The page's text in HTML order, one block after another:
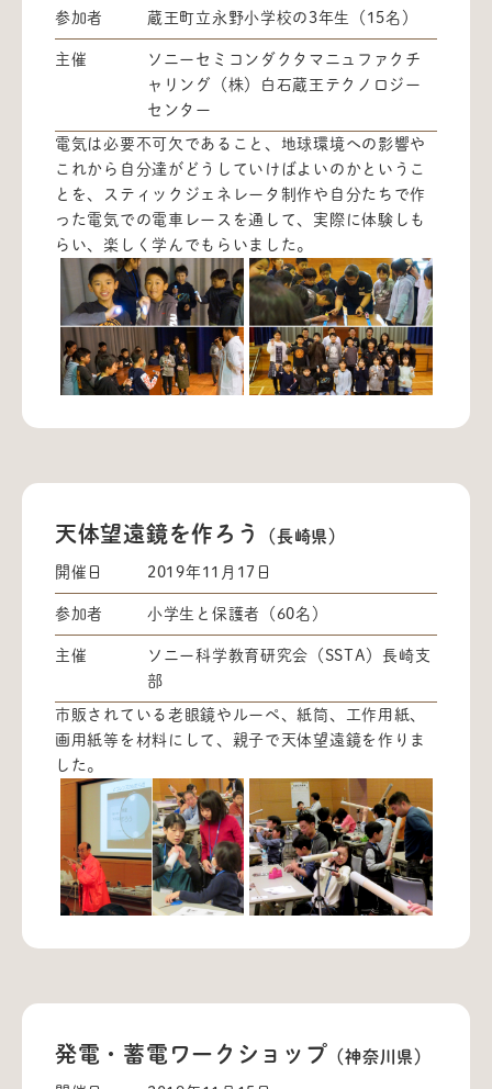
参加者 蔵王町立永野小学校の3年生（15名）
主催
ソニーセミコンダクタマニュファクチ
ャリング（株）白石蔵王テクノロジー
センター
電気は必要不可欠であること、地球環境への影響や
これから自分達がどうしていけばよいのかというこ
とを、スティックジェネレータ制作や自分たちで作
った電気での電車レースを通して、実際に体験しも
らい、楽しく学んでもらいました。
天体望遠鏡を作ろう （長崎県）
開催日 2019年11月17日
参加者 小学生と保護者（60名）
主催
ソニー科学教育研究会（SSTA）長崎支
部
市販されている老眼鏡やルーペ、紙筒、工作用紙、
画用紙等を材料にして、親子で天体望遠鏡を作りま
した。
発電・蓄電ワークショップ （神奈川県）